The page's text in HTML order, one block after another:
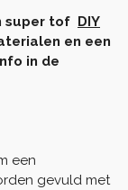
super tof DIY
en een
in de
een
gevuld met